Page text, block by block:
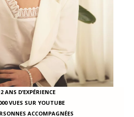
ANS D’EXPÉRIENCE
VUES SUR YOUTUBE
ACCOMPAGNÉES